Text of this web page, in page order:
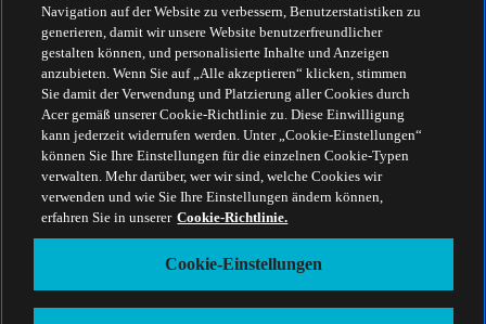
Nachhaltigkeit
Nachhaltigkeit
Corporate Social Responsibility
CO2-Bilanz unserer Produkte
Project Humanity
Earthion
Datenschutzrichtlinie
Cookie-Richtlinie
Rechtlicher Hinweis
Zusätzliche rechtliche Informationen
Barrierefreiheitsrichtlinie
Cookie-Einstellungen
Österreich - Deutsch
Navigation auf der Website zu verbessern, Benutzerstatistiken zu
generieren, damit wir unsere Website benutzerfreundlicher
gestalten können, und personalisierte Inhalte und Anzeigen
anzubieten. Wenn Sie auf „Alle akzeptieren“ klicken, stimmen
Sie damit der Verwendung und Platzierung aller Cookies durch
Acer gemäß unserer Cookie-Richtlinie zu. Diese Einwilligung
kann jederzeit widerrufen werden. Unter „Cookie-Einstellungen“
können Sie Ihre Einstellungen für die einzelnen Cookie-Typen
verwalten. Mehr darüber, wer wir sind, welche Cookies wir
verwenden und wie Sie Ihre Einstellungen ändern können,
erfahren Sie in unserer Cookie-Richtlinie.
Cookie-Einstellungen